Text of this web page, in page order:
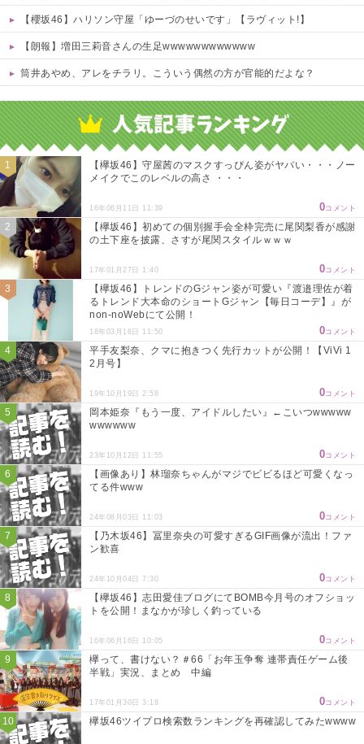
【櫻坂46】ハリソン守屋「ゆーづのせいです」【ラヴィット!】
【朗報】増田三莉音さんの生足wwwwwwwwwwww
筒井あやめ、アレをチラリ。こういう偶然の方が官能的だよな？
【欅坂46】守屋茜のマスクすっぴん姿がヤバい・・・ノー
メイクでこのレベルの高さ ・・・
16年06月11日 11:39 0コメント
【欅坂46】初めての個別握手会全枠完売に尾関梨香が感謝
の土下座を披露、さすが尾関スタイルｗｗｗ
17年01月27日 1:40 0コメント
【欅坂46】トレンドのGジャン姿が可愛い『渡邉理佐が着
るトレンド大本命のショートGジャン【毎日コーデ】』が
non-noWebにて公開！
18年03月16日 11:50 0コメント
平手友梨奈、クマに抱きつく先行カットが公開！【ViVi 1
2月号】
19年10月19日 2:58 0コメント
岡本姫奈『もう一度、アイドルしたい』←こいつwwwww
wwwwww
23年10月12日 11:55 0コメント
【画像あり】林瑠奈ちゃんがマジでビビるほど可愛くなっ
てる件www
24年08月03日 11:03 0コメント
【乃木坂46】冨里奈央の可愛すぎるGIF画像が流出！ファ
ン歓喜
24年10月04日 7:30 0コメント
【欅坂46】志田愛佳ブログにてBOMB今月号のオフショッ
トを公開！まなかが珍しく釣っている
16年06月16日 10:05 0コメント
欅って、書けない？＃66「お年玉争奪 連帯責任ゲーム後
半戦」実況、まとめ 中編
17年01月30日 3:18 0コメント
欅坂46ツイプロ検索数ランキングを再確認してみたwwww